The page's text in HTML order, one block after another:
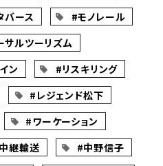
バース
#モノレール
サルツーリズム
ン
#リスキリング
#レジェンド松下
#ワーケーション
継輸送
#中野信子